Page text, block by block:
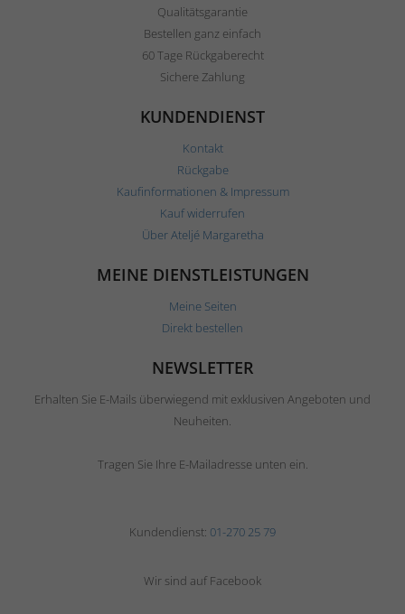
Qualitätsgarantie
Bestellen ganz einfach
60 Tage Rückgaberecht
Sichere Zahlung
KUNDENDIENST
Kontakt
Rückgabe
Kaufinformationen & Impressum
Kauf widerrufen
Über Ateljé Margaretha
MEINE DIENSTLEISTUNGEN
Meine Seiten
Direkt bestellen
NEWSLETTER
Erhalten Sie E-Mails überwiegend mit exklusiven Angeboten und
Neuheiten.
Tragen Sie Ihre E-Mailadresse unten ein.
Kundendienst: 01-270 25 79
Wir sind auf Facebook